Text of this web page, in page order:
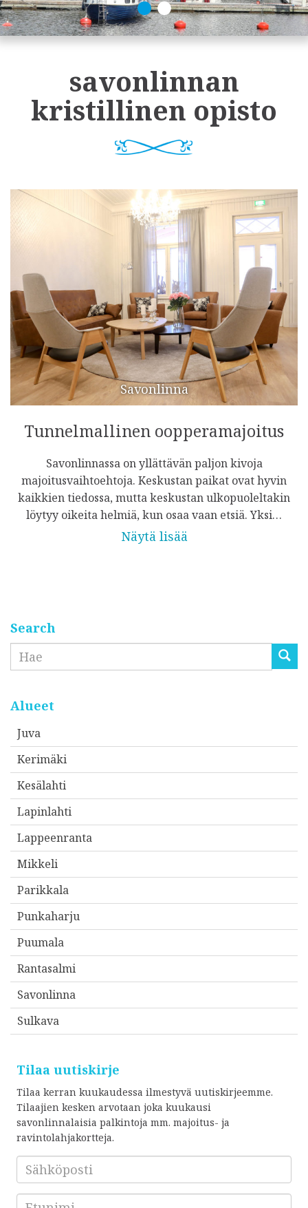
savonlinnan
kristillinen opisto
Savonlinna
Tunnelmallinen oopperamajoitus
Savonlinnassa on yllättävän paljon kivoja
majoitusvaihtoehtoja. Keskustan paikat ovat hyvin
kaikkien tiedossa, mutta keskustan ulkopuoleltakin
löytyy oikeita helmiä, kun osaa vaan etsiä. Yksi…
Näytä lisää
Search
Etsi
Alueet
Juva
Kerimäki
Kesälahti
Lapinlahti
Lappeenranta
Mikkeli
Parikkala
Punkaharju
Puumala
Rantasalmi
Savonlinna
Sulkava
Tilaa uutiskirje
Tilaa kerran kuukaudessa ilmestyvä uutiskirjeemme.
Tilaajien kesken arvotaan joka kuukausi
savonlinnalaisia palkintoja mm. majoitus- ja
ravintolahjakortteja.
Sähköposti
Etunimi